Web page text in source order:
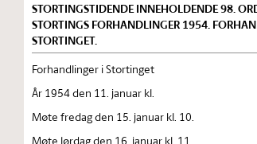
STORTINGSTIDENDE INNEHOLDENDE 98.
STORTINGS FORHANDLINGER 1954.
STORTINGET.
Forhandlinger i Stortinget
År 1954 den 11. januar kl.
Møte fredag den 15. januar kl. 10.
Møte lørdag den 16. januar kl. 11.